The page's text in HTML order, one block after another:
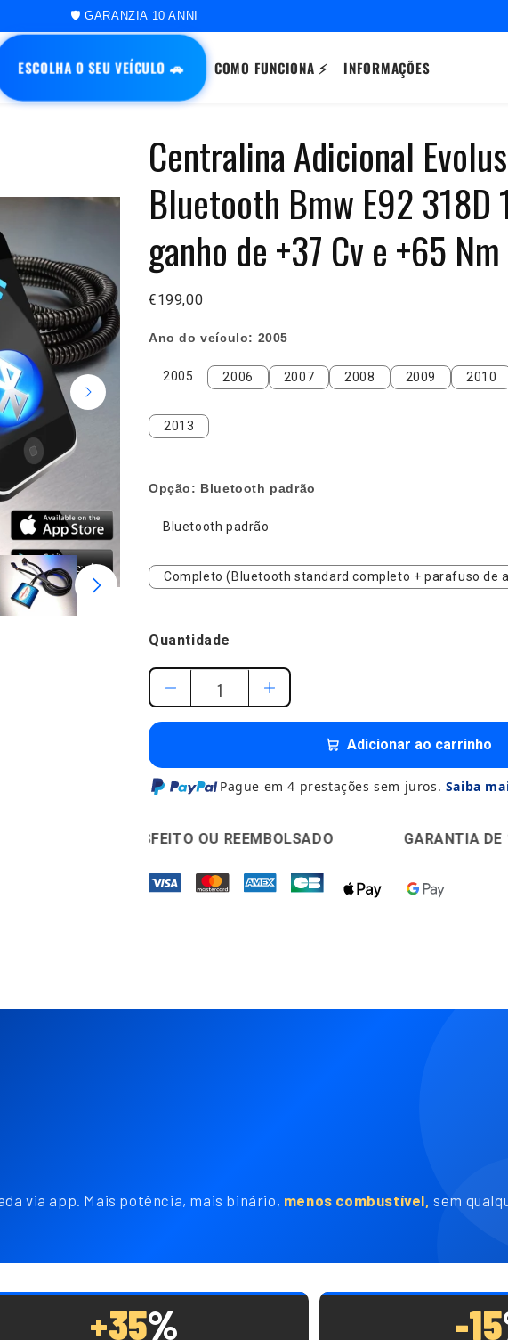
🚀 ORDINE SPEDITO ENTRO 48 ORE
ESCOLHA O SEU VEÍCULO 🚗 COMO FUNCIONA ⚡ INFORMAÇÕES
Centralina Adicional
Bluetooth Bmw E92 318D
ganho de +37 Cv e +65 Nm
€199,00
Ano do veículo: 2005
2005
2005 2006
2006 2007
2007 2008
2008 2009
2009 2010
2010
2013
2013
Opção: Bluetooth padrão
Bluetooth padrão
Bluetooth padrão
Completo (Bluetooth standard completo +
Completo (Bluetooth standard completo + parafuso de
Quantidade
Adicionar ao carrinho
Pague em 4 prestações sem juros. Saiba
SATISFEITO OU REEMBOLSADO 🛡️GARANTIA DE 10 ANOS
via app. Mais potência, mais binário, menos combustível, sem
+35% -15